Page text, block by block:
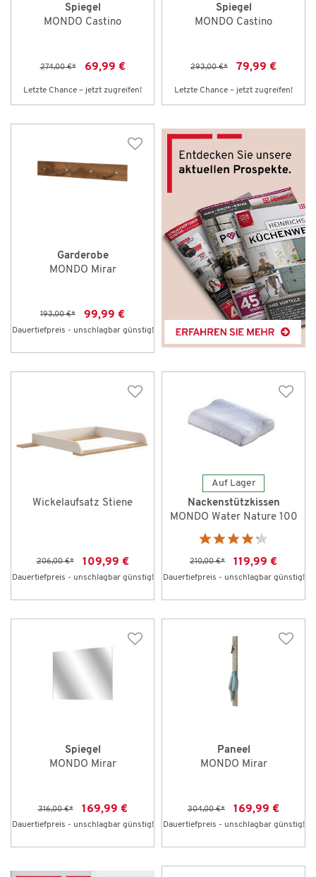
Spiegel
MONDO Castino
274,00 €* 69,99 €
Letzte Chance – jetzt zugreifen!
Spiegel
MONDO Castino
293,00 €* 79,99 €
Letzte Chance – jetzt zugreifen!
Garderobe
MONDO Mirar
193,00 €* 99,99 €
Dauertiefpreis - unschlagbar günstig!
Wickelaufsatz Stiene
206,00 €* 109,99 €
Dauertiefpreis - unschlagbar günstig!
Auf Lager
Nackenstützkissen
MONDO Water Nature 100
210,00 €* 119,99 €
Dauertiefpreis - unschlagbar günstig!
Spiegel
MONDO Mirar
316,00 €* 169,99 €
Dauertiefpreis - unschlagbar günstig!
Paneel
MONDO Mirar
304,00 €* 169,99 €
Dauertiefpreis - unschlagbar günstig!